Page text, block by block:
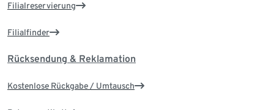
Filialreservierung
Filialfinder
Rücksendung & Reklamation
Kostenlose Rückgabe / Umtausch